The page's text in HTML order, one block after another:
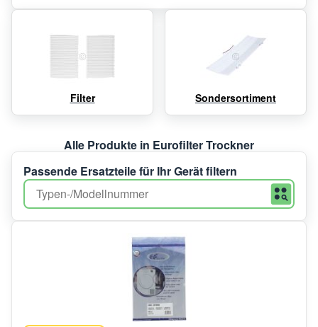
Filter Sondersortiment
Alle Produkte in Eurofilter Trockner
Passende Ersatzteile für Ihr Gerät filtern